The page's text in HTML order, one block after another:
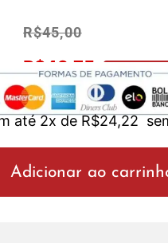
R$45,00
R$42,75 No Pix 5% OFF
até 2x deR$24,22
Adicionar ao